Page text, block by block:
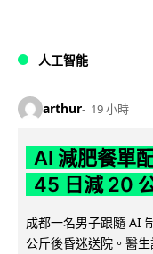
人工智能
arthur 19 小時
AI 減肥餐單
45 日減 20
成都一名男子跟隨 AI
公斤後昏迷送院。醫